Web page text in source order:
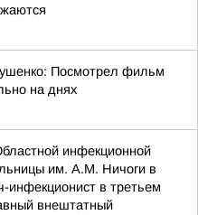
Посмотрел фильм
на днях
инфекционной
им. А.М. Ничоги в
инфекционист в третьем
внештатный